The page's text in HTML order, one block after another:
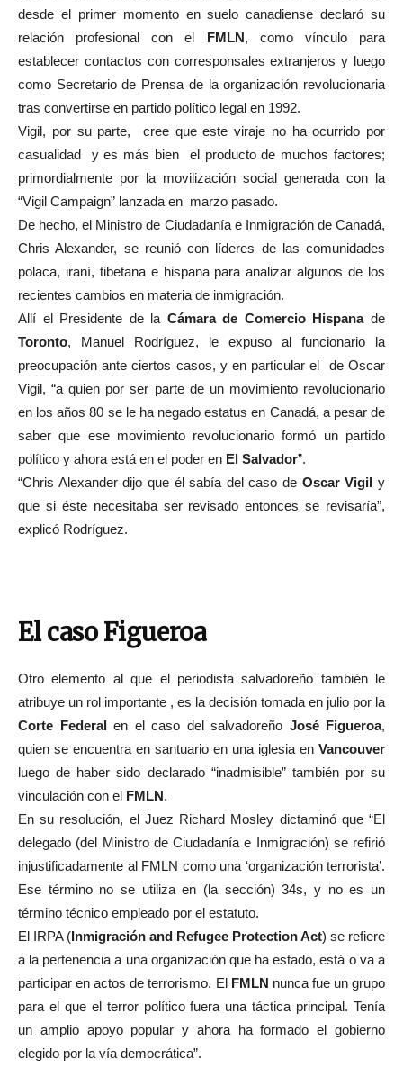
desde el primer momento en suelo canadiense declaró su
relación profesional con el FMLN, como vínculo para
establecer contactos con corresponsales extranjeros y luego
como Secretario de Prensa de la organización revolucionaria
tras convertirse en partido político legal en 1992.
Vigil, por su parte, cree que este viraje no ha ocurrido por
casualidad y es más bien el producto de muchos factores;
primordialmente por la movilización social generada con la
“Vigil Campaign” lanzada en marzo pasado.
De hecho, el Ministro de Ciudadanía e Inmigración de Canadá,
Chris Alexander, se reunió con líderes de las comunidades
polaca, iraní, tibetana e hispana para analizar algunos de los
recientes cambios en materia de inmigración.
Allí el Presidente de la Cámara de Comercio Hispanade
Toronto, Manuel Rodríguez, le expuso al funcionario la
preocupación ante ciertos casos, y en particular el de Oscar
Vigil, “a quien por ser parte de un movimiento revolucionario
en los años 80 se le ha negado estatus en Canadá, a pesar de
saber que ese movimiento revolucionario formó un partido
político y ahora está en el poder en El Salvador”.
“Chris Alexander dijo que él sabía del caso de Oscar Vigil y
que si éste necesitaba ser revisado entonces se revisaría”,
explicó Rodríguez.
El caso Figueroa
Otro elemento al que el periodista salvadoreño también le
atribuye un rol importante , es la decisión tomada en julio por la
Corte Federalen el caso del salvadoreño José Figueroa,
quien se encuentra en santuario en una iglesia en Vancouver
luego de haber sido declarado “inadmisible” también por su
vinculación con el FMLN.
En su resolución, el Juez Richard Mosley dictaminó que “El
delegado (del Ministro de Ciudadanía e Inmigración) se refirió
injustificadamente al FMLN como una ‘organización terrorista’.
Ese término no se utiliza en (la sección) 34s, y no es un
término técnico empleado por el estatuto.
El IRPA (Inmigración and Refugee Protection Act) se refiere
a la pertenencia a una organización que ha estado, está o va a
participar en actos de terrorismo. El FMLN nunca fue un grupo
para el que el terror político fuera una táctica principal. Tenía
un amplio apoyo popular y ahora ha formado el gobierno
elegido por la vía democrática”.